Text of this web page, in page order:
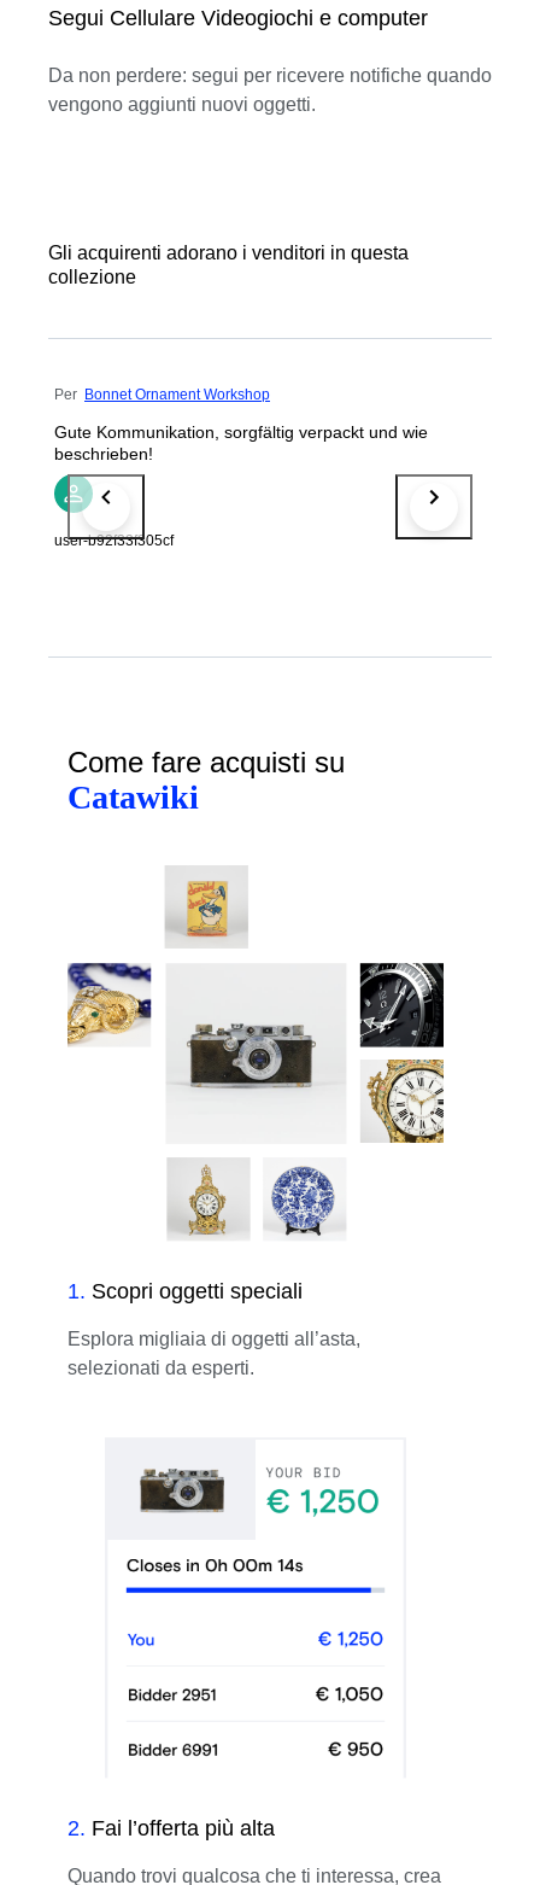
Segui Cellulare Videogiochi e computer
Da non perdere: segui per ricevere notifiche quando
vengono aggiunti nuovi oggetti.
Gli acquirenti adorano i venditori in questa
collezione
Per Bonnet Ornament Workshop
Gute Kommunikation, sorgfältig verpackt und wie
beschrieben!
user-b92f33f305cf
Come fare acquisti su
Catawiki
1. Scopri oggetti speciali
Esplora migliaia di oggetti all’asta,
selezionati da esperti.
2. Fai l’offerta più alta
Quando trovi qualcosa che ti interessa, crea